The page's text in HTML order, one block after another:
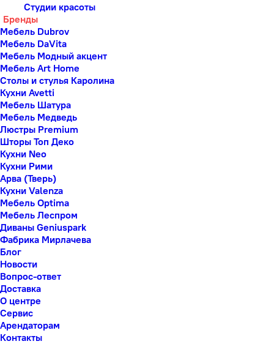
Студии красоты
Бренды
Мебель Dubrov
Мебель DaVita
Мебель Модный акцент
Мебель Art Home
Столы и стулья Каролина
Кухни Avetti
Мебель Шатура
Мебель Медведь
Люстры Premium
Шторы Топ Деко
Кухни Neo
Кухни Рими
Арва (Тверь)
Кухни Valenza
Мебель Optima
Мебель Леспром
Диваны Geniuspark
Фабрика Мирлачева
Блог
Новости
Вопрос-ответ
Доставка
О центре
Сервис
Арендаторам
Контакты